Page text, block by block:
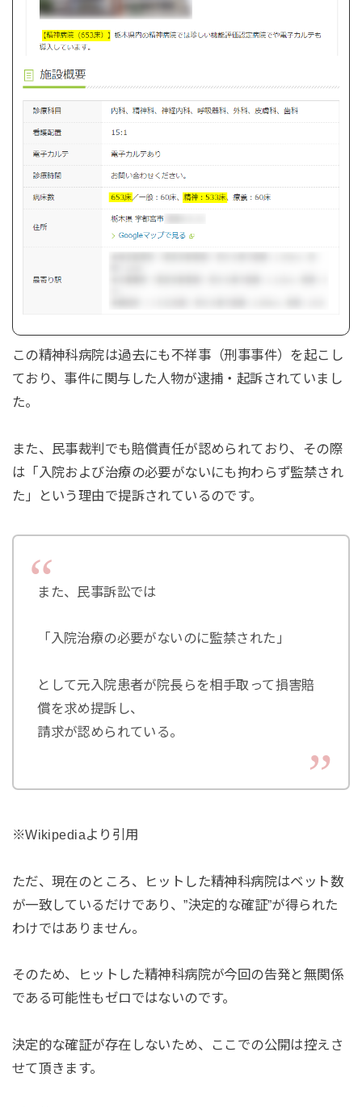
この精神科病院は過去にも不祥事（刑事事件）を起こし
ており、事件に関与した人物が逮捕・起訴されていまし
た。
また、民事裁判でも賠償責任が認められており、その際
は「入院および治療の必要がないにも拘わらず監禁され
た」という理由で提訴されているのです。
また、民事訴訟では
「入院治療の必要がないのに監禁された」
として元入院患者が院長らを相手取って損害賠
償を求め提訴し、
請求が認められている。
※Wikipediaより引用
ただ、現在のところ、ヒットした精神科病院はベット数
が一致しているだけであり、”決定的な確証”が得られた
わけではありません。
そのため、ヒットした精神科病院が今回の告発と無関係
である可能性もゼロではないのです。
決定的な確証が存在しないため、ここでの公開は控えさ
せて頂きます。